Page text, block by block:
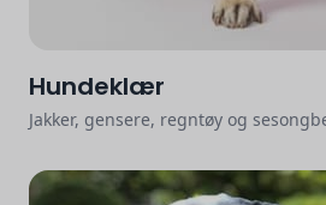
Hundeklær
Jakker, gensere, regntøy og